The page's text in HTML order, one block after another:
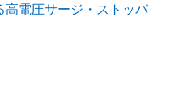
電圧サージ・ストッパ